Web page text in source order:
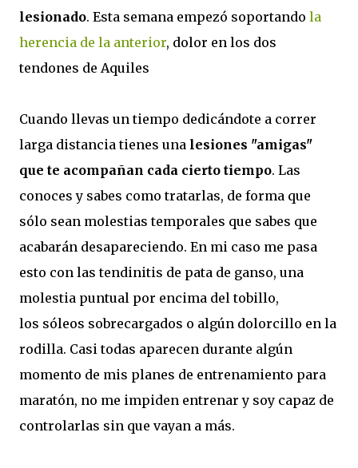
lesionado. Esta semana empezó soportando la
herencia de la anterior, dolor en los dos
tendones de Aquiles
Cuando llevas un tiempo dedicándote a correr
larga distancia tienes una lesiones "amigas"
que te acompañan cada cierto tiempo. Las
conoces y sabes como tratarlas, de forma que
sólo sean molestias temporales que sabes que
acabarán desapareciendo. En mi caso me pasa
esto con las tendinitis de pata de ganso, una
molestia puntual por encima del tobillo,
los sóleos sobrecargados o algún dolorcillo en la
rodilla. Casi todas aparecen durante algún
momento de mis planes de entrenamiento para
maratón, no me impiden entrenar y soy capaz de
controlarlas sin que vayan a más.